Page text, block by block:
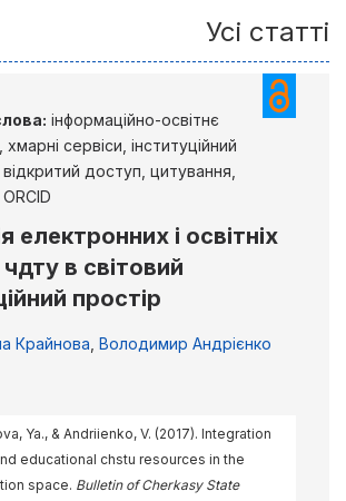
Усі статті
інформаційно-освітнє
сервіси, інституційний
доступ, цитування,
електронних і освітніх
в світовий
простір
Крайнова Володимир Андрієнко
Ya., & Andriienko, V. (2017). Integration
educational chstu resources in the
space. Bulletin of Cherkasy State